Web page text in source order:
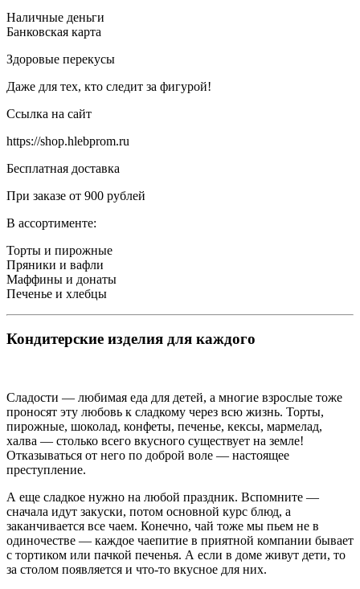
Наличные деньги
Банковская карта
Здоровые перекусы
Даже для тех, кто следит за фигурой!
Ссылка на сайт
https://shop.hlebprom.ru
Бесплатная доставка
При заказе от 900 рублей
В ассортименте:
Торты и пирожные
Пряники и вафли
Маффины и донаты
Печенье и хлебцы
Кондитерские изделия для каждого
Сладости — любимая еда для детей, а многие взрослые тоже
проносят эту любовь к сладкому через всю жизнь. Торты,
пирожные, шоколад, конфеты, печенье, кексы, мармелад,
халва — столько всего вкусного существует на земле!
Отказываться от него по доброй воле — настоящее
преступление.
А еще сладкое нужно на любой праздник. Вспомните —
сначала идут закуски, потом основной курс блюд, а
заканчивается все чаем. Конечно, чай тоже мы пьем не в
одиночестве — каждое чаепитие в приятной компании бывает
с тортиком или пачкой печенья. А если в доме живут дети, то
за столом появляется и что-то вкусное для них.